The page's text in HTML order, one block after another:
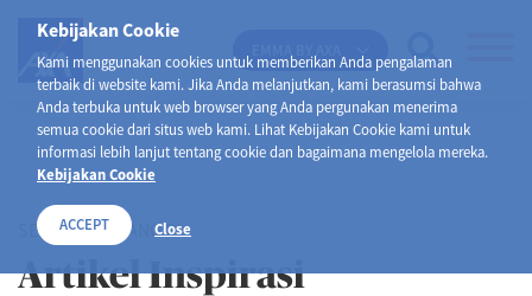
Kebijakan Cookie
Kami menggunakan cookies untuk memberikan Anda pengalaman
terbaik di website kami. Jika Anda melanjutkan, kami berasumsi bahwa
Anda terbuka untuk web browser yang Anda pergunakan menerima
semua cookie dari situs web kami. Lihat Kebijakan Cookie kami untuk
informasi lebih lanjut tentang cookie dan bagaimana mengelola mereka.
Kebijakan Cookie
ACCEPT Close
SELAMAT DATANG DI
Artikel Inspirasi